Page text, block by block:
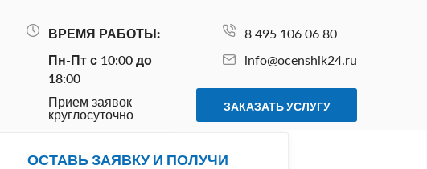
ВРЕМЯ РАБОТЫ:
Пн-Пт с 10:00 до
18:00
Прием заявок
круглосуточно
8 495 106 06 80
info@ocenshik24.ru
ЗАКАЗАТЬ УСЛУГУ
ОСТАВЬ ЗАЯВКУ И ПОЛУЧИ